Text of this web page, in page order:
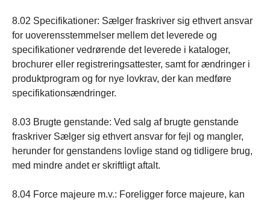
8.02 Specifikationer: Sælger fraskriver sig ethvert ansvar
for uoverensstemmelser mellem det leverede og
specifikationer vedrørende det leverede i kataloger,
brochurer eller registreringsattester, samt for ændringer i
produktprogram og for nye lovkrav, der kan medføre
specifikationsændringer.
8.03 Brugte genstande: Ved salg af brugte genstande
fraskriver Sælger sig ethvert ansvar for fejl og mangler,
herunder for genstandens lovlige stand og tidligere brug,
med mindre andet er skriftligt aftalt.
8.04 Force majeure m.v.: Foreligger force majeure, kan